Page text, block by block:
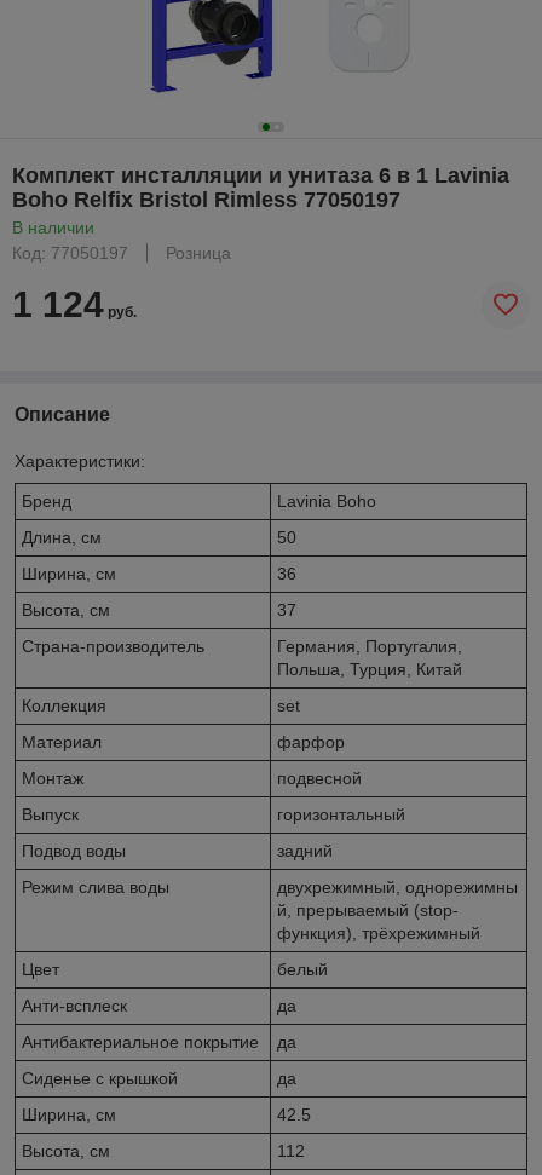
Комплект инсталляции и унитаза 6 в 1 Lavinia
Boho Relfix Bristol Rimless 77050197
В наличии
Код: 77050197
Розница
1 124 руб.
Описание
Характеристики:
Бренд
Lavinia Boho
Длина, см
50
Ширина, см
36
Высота, см
37
Страна-производитель
Германия, Португалия,
Польша, Турция, Китай
Коллекция
set
Материал
фарфор
Монтаж
подвесной
Выпуск
горизонтальный
Подвод воды
задний
Режим слива воды
двухрежимный, однорежимны
й, прерываемый (stop-
функция), трёхрежимный
Цвет
белый
Анти-всплеск
да
Антибактериальное покрытие
да
Сиденье c крышкой
да
Ширина, см
42.5
Высота, см
112